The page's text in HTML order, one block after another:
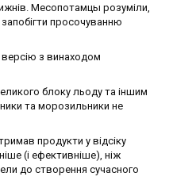
Месопотамцы розуміли,
просочуванню
версію з винаходом
блоку льоду та іншим
та морозильники не
продукти у відсіку
(і ефективніше), ніж
до створення сучасного